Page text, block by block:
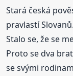
Stará česká
pravlastí
Stalo se, že se
Proto se dva
se svými